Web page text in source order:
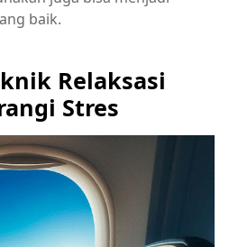
baik.
Relaksasi
Stres